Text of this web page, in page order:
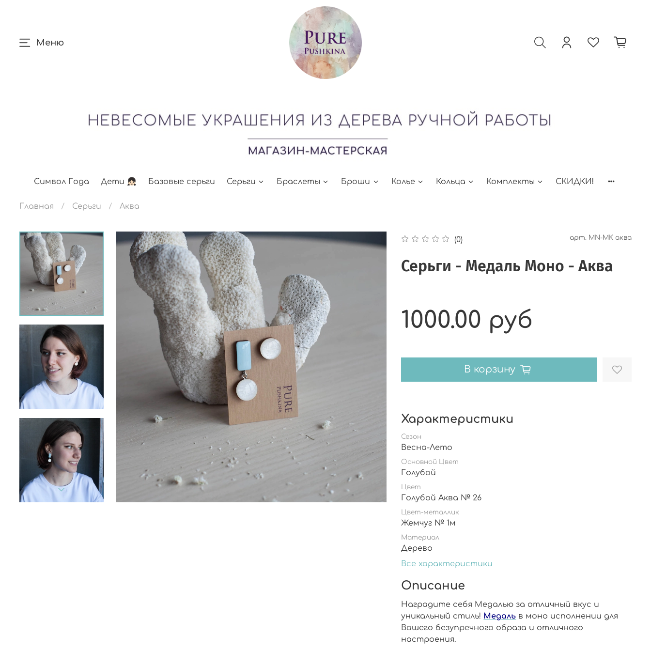
Меню
Символ Года Дети 👧🏻 Базовые серьги Серьги Браслеты Броши Колье Кольца Комплекты СКИДКИ!
Главная Серьги Аква
(0) арт. MN-MK аква
Серьги - Медаль Моно - Аква
1000.00 руб
В корзину
Характеристики
Сезон
Весна-Лето
Основной Цвет
Голубой
Цвет
Голубой Аква № 26
Цвет-металлик
Жемчуг № 1м
Материал
Дерево
Все характеристики
Описание
Наградите себя Медалью за отличный вкус и
уникальный стиль! Медаль в моно исполнении для
Вашего безупречного образа и отличного
настроения.